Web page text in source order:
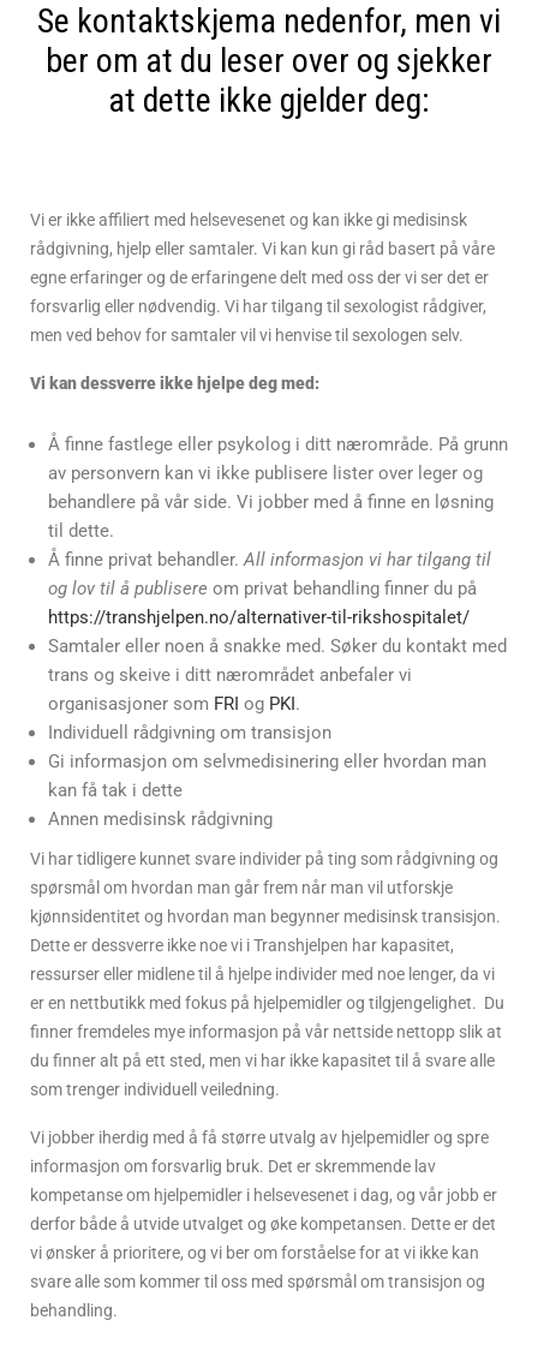
Se kontaktskjema nedenfor, men vi
ber om at du leser over og sjekker
at dette ikke gjelder deg:
Vi er ikke affiliert med helsevesenet og kan ikke gi medisinsk
rådgivning, hjelp eller samtaler. Vi kan kun gi råd basert på våre
egne erfaringer og de erfaringene delt med oss der vi ser det er
forsvarlig eller nødvendig. Vi har tilgang til sexologist rådgiver,
men ved behov for samtaler vil vi henvise til sexologen selv.
Vi kan dessverre ikke hjelpe deg med:
Å finne fastlege eller psykolog i ditt nærområde. På grunn
av personvern kan vi ikke publisere lister over leger og
behandlere på vår side. Vi jobber med å finne en løsning
til dette.
Å finne privat behandler.All informasjon vi har tilgang til
og lov til å publisere om privat behandling finner du på
https://transhjelpen.no/alternativer-til-rikshospitalet/
Samtaler eller noen å snakke med. Søker du kontakt med
trans og skeive i ditt nærområdet anbefaler vi
organisasjoner som FRI og PKI .
Individuell rådgivning om transisjon
Gi informasjon om selvmedisinering eller hvordan man
kan få tak i dette
Annen medisinsk rådgivning
Vi har tidligere kunnet svare individer på ting som rådgivning og
spørsmål om hvordan man går frem når man vil utforskje
kjønnsidentitet og hvordan man begynner medisinsk transisjon.
Dette er dessverre ikke noe vi i Transhjelpen har kapasitet,
ressurser eller midlene til å hjelpe individer med noe lenger, da vi
er en nettbutikk med fokus på hjelpemidler og tilgjengelighet. Du
finner fremdeles mye informasjon på vår nettside nettopp slik at
du finner alt på ett sted, men vi har ikke kapasitet til å svare alle
som trenger individuell veiledning.
Vi jobber iherdig med å få større utvalg av hjelpemidler og spre
informasjon om forsvarlig bruk. Det er skremmende lav
kompetanse om hjelpemidler i helsevesenet i dag, og vår jobb er
derfor både å utvide utvalget og øke kompetansen. Dette er det
vi ønsker å prioritere, og vi ber om forståelse for at vi ikke kan
svare alle som kommer til oss med spørsmål om transisjon og
behandling.